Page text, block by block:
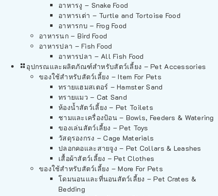
อาหารงู – Snake Food
อาหารเต่า – Turtle and Tortoise Food
อาหารกบ – Frog Food
อาหารนก – Bird Food
อาหารปลา – Fish Food
อาหารปลา – All Fish Food
อุปกรณและผลิตภัณฑ์สำหรับสัตว์เลี้ยง – Pet Accessories
ของใช้สำหรับสัตว์เลี้ยง – Item For Pets
ทรายแฮมสเตอร์ – Hamster Sand
ทรายแมว – Cat Sand
ห้องน้ำสัตว์เลี้ยง – Pet Toilets
ชามและเครื่องป้อน – Bowls, Feeders & Watering
ของเล่นสัตว์เลี้ยง – Pet Toys
วัสดุรองกรง – Cage Materials
ปลอกคอและสายจูง – Pet Collars & Leashes
เสื้อผ้าสัตว์เลี้ยง – Pet Clothes
ของใช้สำหรับสัตว์เลี้ยง – More For Pets
โดมนอนและที่นอนสัตว์เลี้ยง – Pet Crates &
Bedding